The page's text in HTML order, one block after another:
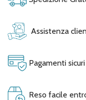
Assistenza
Pagamenti
Reso facile